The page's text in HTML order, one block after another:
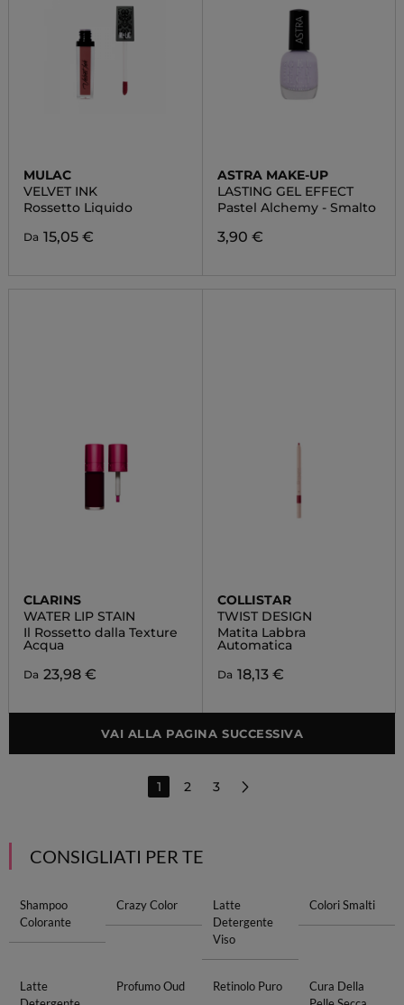
MULAC
VELVET INK
Rossetto Liquido
Da 15,05 €
ASTRA MAKE-UP
LASTING GEL EFFECT
Pastel Alchemy - Smalto
3,90 €
CLARINS
WATER LIP STAIN
Il Rossetto dalla Texture
Acqua
Da 23,98 €
COLLISTAR
TWIST DESIGN
Matita Labbra
Automatica
Da 18,13 €
VAI ALLA PAGINA SUCCESSIVA
1 2 3
CONSIGLIATI PER TE
Shampoo
Colorante
Crazy Color
Latte
Detergente
Viso
Colori Smalti
Latte
Profumo Oud Retinolo Puro
Cura Della